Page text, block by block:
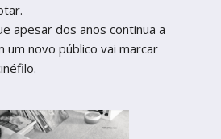
apesar dos anos continua a
novo público vai marcar